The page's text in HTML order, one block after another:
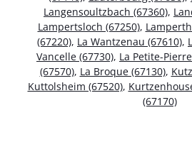
Langensoultzbach (67360),
Lampertsloch (67250),
(67220), La Wantzenau (67610),
Vancelle (67730), La Petite-
(67570), La Broque (67130),
Kuttolsheim (67520),
(67170)